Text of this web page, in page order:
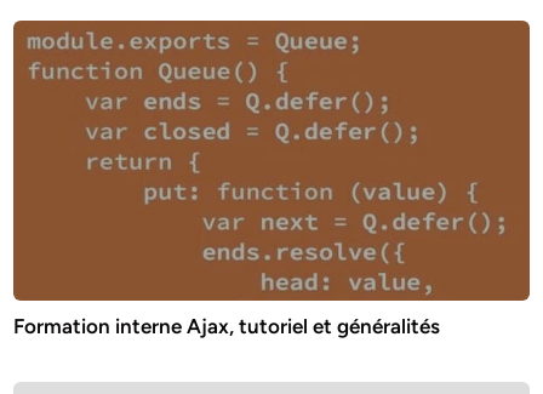
Formation interne Ajax, tutoriel et généralités